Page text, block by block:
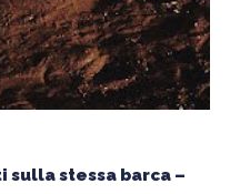
sulla stessa barca –